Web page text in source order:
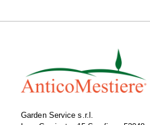
Garden Service s.r.l.